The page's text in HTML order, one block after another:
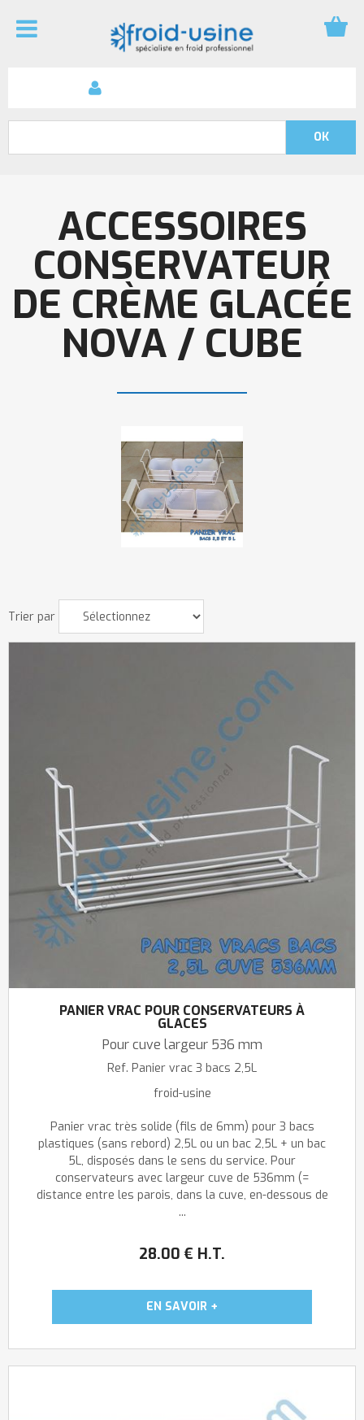
ACCESSOIRES
CONSERVATEUR
DE CRÈME GLACÉE
NOVA / CUBE
Trier par
PANIER VRAC POUR CONSERVATEURS À
GLACES
Pour cuve largeur 536 mm
Ref. Panier vrac 3 bacs 2,5L
froid-usine
28.00 € H.T.
Panier vrac très solide (fils de 6mm) pour 3 bacs
plastiques (sans rebord) 2,5L ou un bac 2,5L + un bac
5L, disposés dans le sens du service. Pour
conservateurs avec largeur cuve de 536mm (=
distance entre les parois, dans la cuve, en-dessous de
...